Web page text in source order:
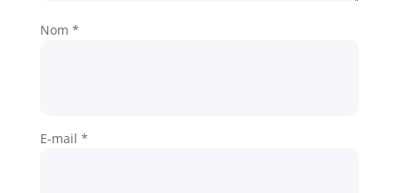
Nom *
E-mail *